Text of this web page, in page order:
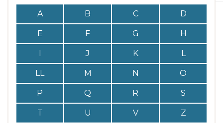
A B C D
E F G H
J K L
LL M N O
P Q R S
T U V Z